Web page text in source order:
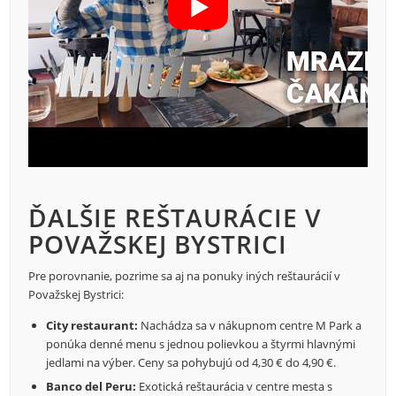
ĎALŠIE REŠTAURÁCIE V
POVAŽSKEJ BYSTRICI
Pre porovnanie, pozrime sa aj na ponuky iných reštaurácií v
Považskej Bystrici:
City restaurant: Nachádza sa v nákupnom centre M Park a
ponúka denné menu s jednou polievkou a štyrmi hlavnými
jedlami na výber. Ceny sa pohybujú od 4,30 € do 4,90 €.
Banco del Peru: Exotická reštaurácia v centre mesta s